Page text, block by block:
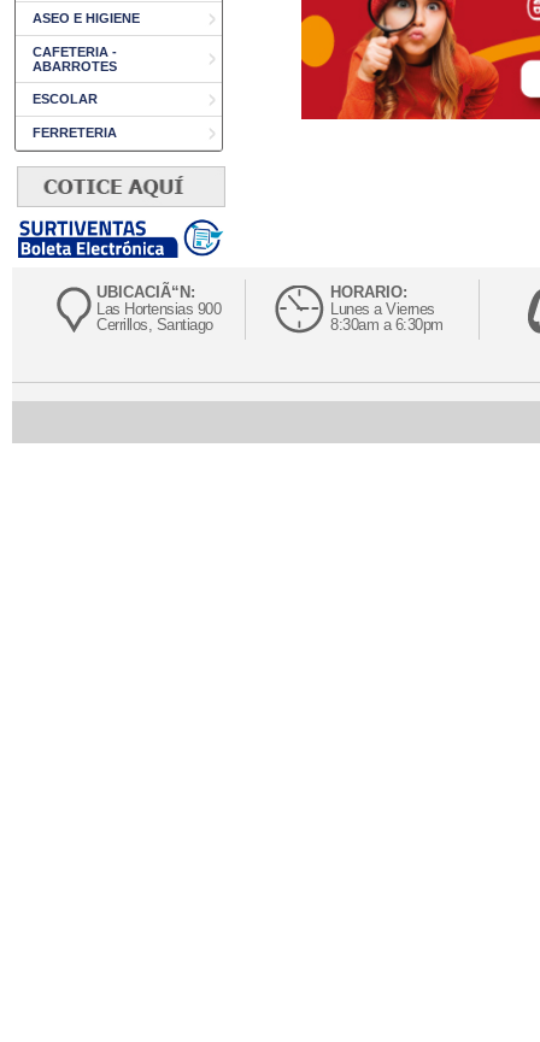
ASEO E HIGIENE
CAFETERIA -
ABARROTES
ESCOLAR
FERRETERIA
UBICACIÃ“N:
Las Hortensias 900
Cerrillos, Santiago
HORARIO:
Lunes a Viernes
8:30am a 6:30pm